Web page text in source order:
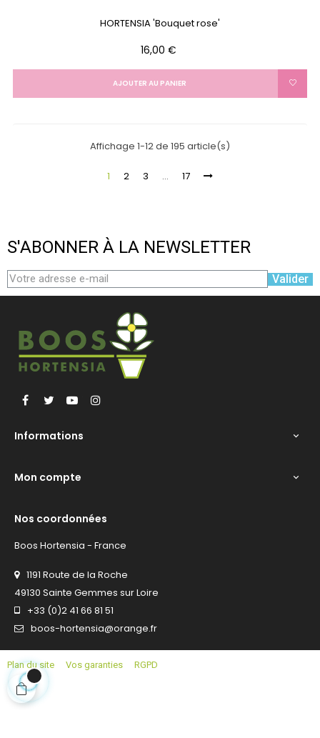
HORTENSIA 'Bouquet rose'
Prix
16,00 €
AJOUTER AU PANIER
Affichage 1-12 de 195 article(s)
1 2 3 … 17
S'ABONNER À LA NEWSLETTER
Valider
Facebook
Twitter YouTube
Informations 
Mon compte 
Nos coordonnées
Boos Hortensia - France
1191 Route de la Roche
49130 Sainte Gemmes sur Loire
+33 (0)2 41 66 81 51
boos-hortensia@orange.fr
Plan du site Vos garanties RGPD